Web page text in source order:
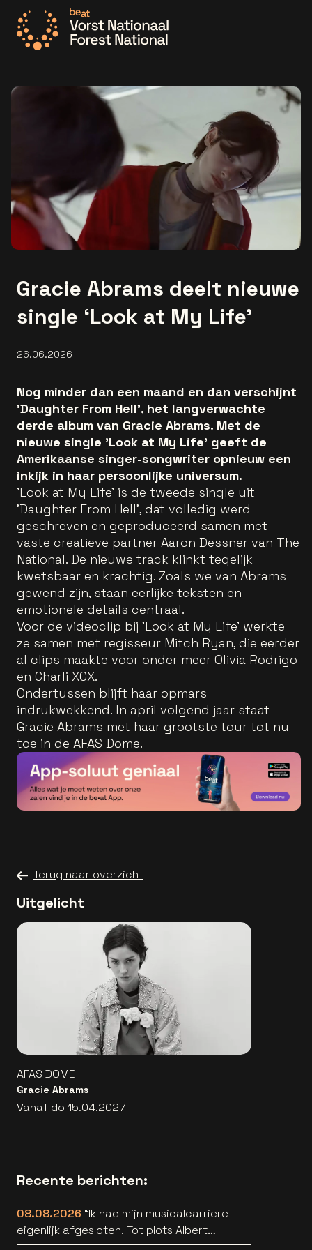
Gracie Abrams deelt nieuwe
single ‘Look at My Life’
26.06.2026
Nog minder dan een maand en dan verschijnt
'Daughter From Hell', het langverwachte
derde album van Gracie Abrams. Met de
nieuwe single 'Look at My Life' geeft de
Amerikaanse singer-songwriter opnieuw een
inkijk in haar persoonlijke universum.
'Look at My Life' is de tweede single uit
'Daughter From Hell', dat volledig werd
geschreven en geproduceerd samen met
vaste creatieve partner Aaron Dessner van The
National. De nieuwe track klinkt tegelijk
kwetsbaar en krachtig. Zoals we van Abrams
gewend zijn, staan eerlijke teksten en
emotionele details centraal.
Voor de videoclip bij 'Look at My Life' werkte
ze samen met regisseur Mitch Ryan, die eerder
al clips maakte voor onder meer Olivia Rodrigo
en Charli XCX.
Ondertussen blijft haar opmars
indrukwekkend. In april volgend jaar staat
Gracie Abrams met haar grootste tour tot nu
toe in de AFAS Dome.
Terug naar overzicht
Uitgelicht
AFAS DOME
Gracie Abrams
Vanaf do 15.04.2027
Recente berichten:
08.08.2026 “Ik had mijn musicalcarriere
eigenlijk afgesloten. Tot plots Albert
Verlinde belde” [interview]